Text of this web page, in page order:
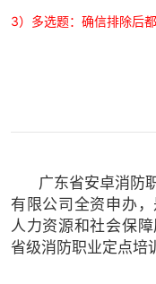
3）多选题：确信排除后
广东省安卓消防
有限公司全资申办
人力资源和社会保
省级消防职业定点培